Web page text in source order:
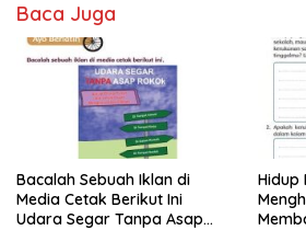
Baca Juga
Bacalah Sebuah Iklan di
Media Cetak Berikut Ini
Udara Segar Tanpa Asap
Hidup